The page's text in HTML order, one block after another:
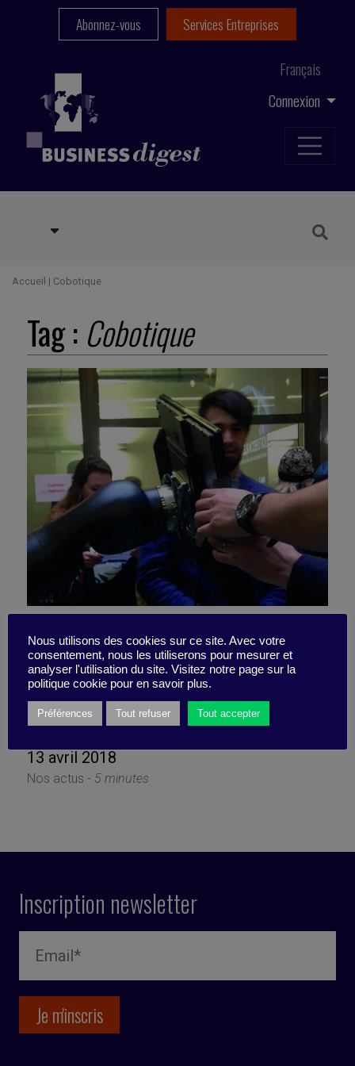
Connexion
Français
Abonnez-vous Services Entreprises
Accueil | Cobotique
Tag : Cobotique
Futur.e.s Festivals –
Rencontre avec la
cobotique !
13 avril 2018
Nos actus - 5 minutes
Inscription newsletter
Nous utilisons des cookies sur ce site. Avec votre
consentement, nous les utiliserons pour mesurer et
analyser l'utilisation du site. Visitez notre page sur la
politique cookie pour en savoir plus.
Préférences Tout refuser Tout accepter